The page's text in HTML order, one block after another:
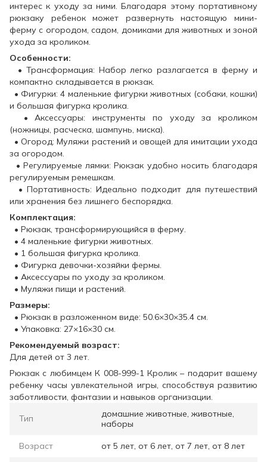
интерес к уходу за ними. Благодаря этому портативному
рюкзаку ребенок может развернуть настоящую мини-
ферму с огородом, садом, домиками для животных и зоной
ухода за кроликом.
Особенности:
• Трансформация: Набор легко разлагается в ферму и
компактно складывается в рюкзак.
• Фигурки: 4 маленькие фигурки животных (собаки, кошки)
и большая фигурка кролика.
• Аксессуары: инструменты по уходу за кроликом
(ножницы, расческа, шампунь, миска).
• Огород: Муляжи растений и овощей для имитации ухода
за огородом.
• Регулируемые лямки: Рюкзак удобно носить благодаря
регулируемым ремешкам.
• Портативность: Идеально подходит для путешествий
или хранения без лишнего беспорядка.
Комплектация:
• Рюкзак, трансформирующийся в ферму.
• 4 маленькие фигурки животных.
• 1 большая фигурка кролика.
• Фигурка девочки-хозяйки фермы.
• Аксессуары по уходу за кроликом.
• Муляжи пищи и растений.
Размеры:
• Рюкзак в разложенном виде: 50.6×30×35.4 см.
• Упаковка: 27×16×30 см.
Рекомендуемый возраст:
Для детей от 3 лет.
Рюкзак с любимцем К 008-999-1 Кролик – подарит вашему
ребенку часы увлекательной игры, способствуя развитию
заботливости, фантазии и навыков организации.
Тип
домашние животные, животные,
наборы
Возраст от 5 лет, от 6 лет, от 7 лет, от 8 лет